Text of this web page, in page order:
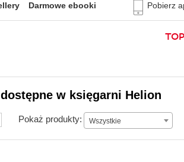
Darmowe ebooki Pobierz
w księgarni Helion
Pokaż produkty: Wszystkie